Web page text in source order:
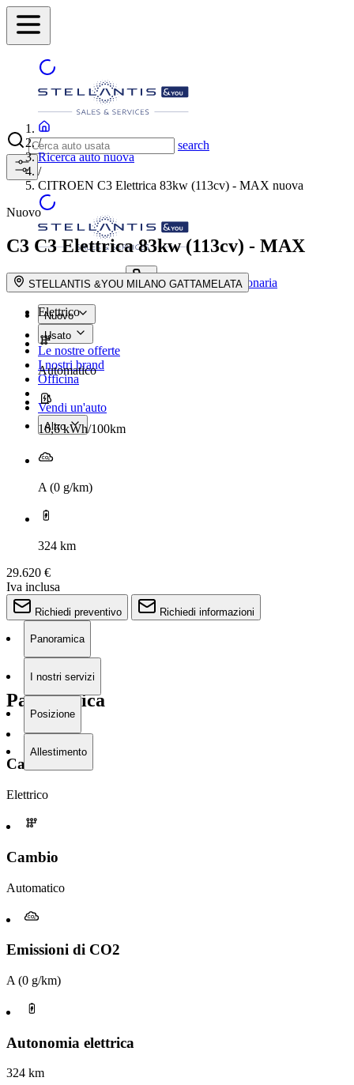
search
search button - icon Trova la concessionaria
Nuovo
Usato
Le nostre offerte
I nostri brand
Officina
Vendi un'auto
Altro
/
Ricerca auto nuova
/
CITROEN C3 Elettrica 83kw (113cv) - MAX nuova
Nuovo
C3 C3 Elettrica 83kw (113cv) - MAX
STELLANTIS &YOU MILANO GATTAMELATA
Elettrico
Automatico
16,6 kWh/100km
A (0 g/km)
324 km
29.620 €
Iva inclusa
Richiedi preventivo Richiedi informazioni
Panoramica
I nostri servizi
Posizione
Allestimento
Panoramica
Carburante
Elettrico
Cambio
Automatico
Emissioni di CO2
A (0 g/km)
Autonomia elettrica
324 km